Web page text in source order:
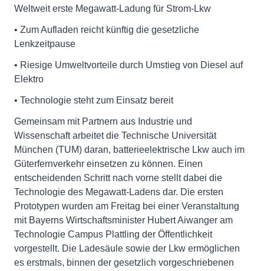
Weltweit erste Megawatt-Ladung für Strom-Lkw
• Zum Aufladen reicht künftig die gesetzliche
Lenkzeitpause
• Riesige Umweltvorteile durch Umstieg von Diesel auf
Elektro
• Technologie steht zum Einsatz bereit
Gemeinsam mit Partnern aus Industrie und
Wissenschaft arbeitet die Technische Universität
München (TUM) daran, batterieelektrische Lkw auch im
Güterfernverkehr einsetzen zu können. Einen
entscheidenden Schritt nach vorne stellt dabei die
Technologie des Megawatt-Ladens dar. Die ersten
Prototypen wurden am Freitag bei einer Veranstaltung
mit Bayerns Wirtschaftsminister Hubert Aiwanger am
Technologie Campus Plattling der Öffentlichkeit
vorgestellt. Die Ladesäule sowie der Lkw ermöglichen
es erstmals, binnen der gesetzlich vorgeschriebenen